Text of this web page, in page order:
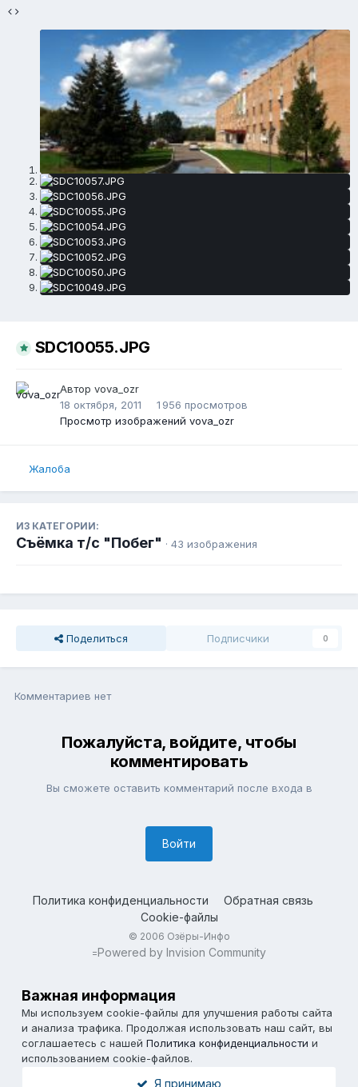
SDC10055.JPG
Автор vova_ozr
18 октября, 2011
1 956 просмотров
Просмотр изображений vova_ozr
Жалоба
ИЗ КАТЕГОРИИ:
Съёмка т/с "Побег" · 43 изображения
Поделиться Подписчики 0
Комментариев нет
Пожалуйста, войдите, чтобы
комментировать
Вы сможете оставить комментарий после входа в
Войти
Политика конфиденциальности
Обратная связь
Cookie-файлы
© 2006 Озёры-Инфо
=Powered by Invision Community
Важная информация
Мы используем cookie-файлы для улучшения работы сайта
и анализа трафика. Продолжая использовать наш сайт, вы
соглашаетесь с нашей Политика конфиденциальности и
использованием cookie-файлов.
Я принимаю